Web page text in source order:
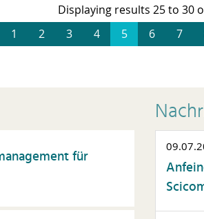
Kompetenz
Displaying results 25 to 30
1
2 3 4 5 6 7
für